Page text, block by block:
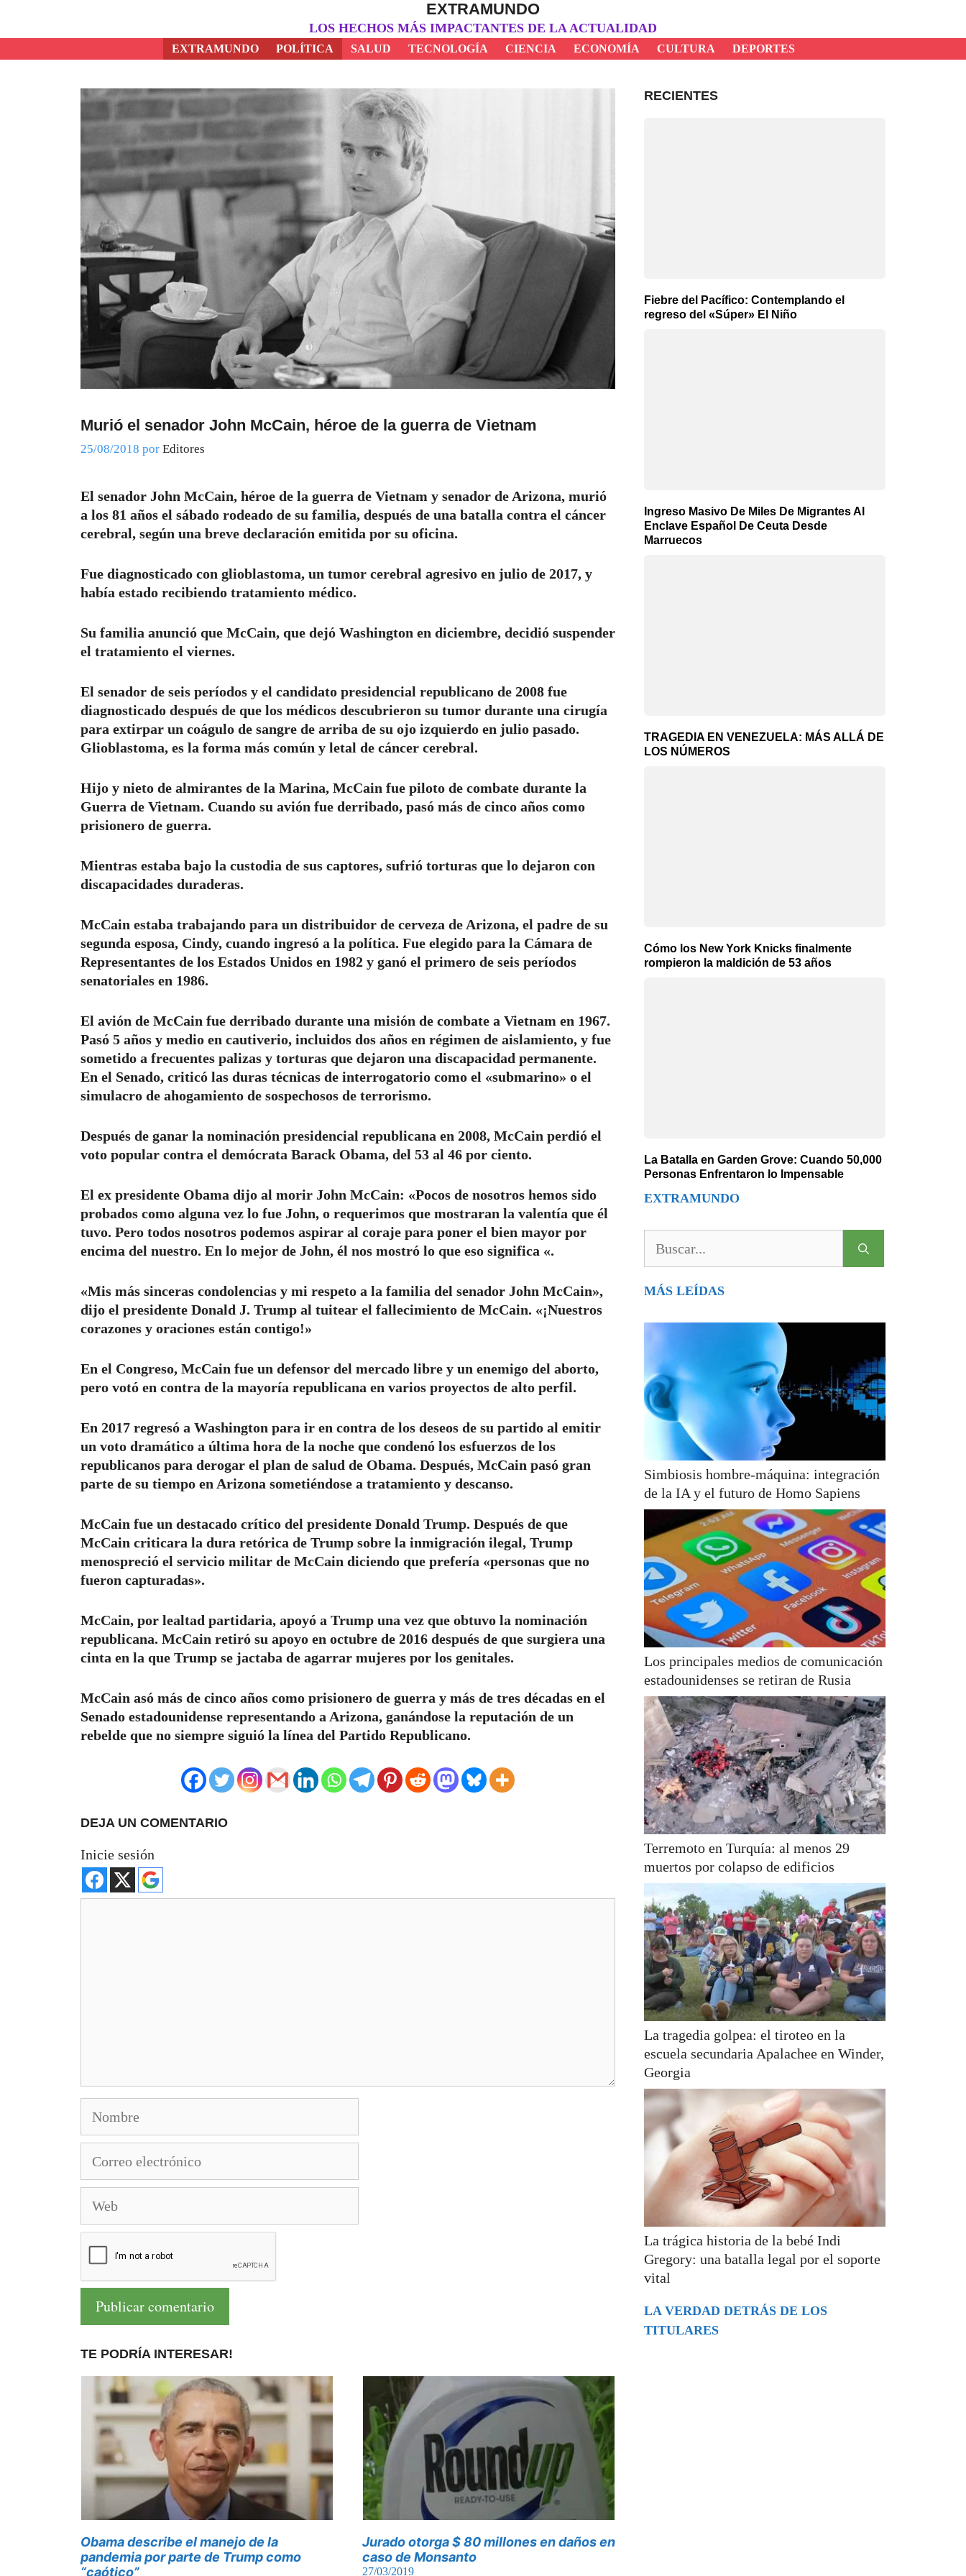
EXTRAMUNDO
LOS HECHOS MÁS IMPACTANTES DE LA ACTUALIDAD
EXTRAMUNDO POLÍTICA SALUD TECNOLOGÍA CIENCIA ECONOMÍA CULTURA DEPORTES
Murió el senador John McCain, héroe de la guerra de Vietnam
25/08/2018 por Editores
El senador John McCain, héroe de la guerra de Vietnam y senador de Arizona, murió
a los 81 años el sábado rodeado de su familia, después de una batalla contra el cáncer
cerebral, según una breve declaración emitida por su oficina.
Fue diagnosticado con glioblastoma, un tumor cerebral agresivo en julio de 2017, y
había estado recibiendo tratamiento médico.
Su familia anunció que McCain, que dejó Washington en diciembre, decidió suspender
el tratamiento el viernes.
El senador de seis períodos y el candidato presidencial republicano de 2008 fue
diagnosticado después de que los médicos descubrieron su tumor durante una cirugía
para extirpar un coágulo de sangre de arriba de su ojo izquierdo en julio pasado.
Glioblastoma, es la forma más común y letal de cáncer cerebral.
Hijo y nieto de almirantes de la Marina, McCain fue piloto de combate durante la
Guerra de Vietnam. Cuando su avión fue derribado, pasó más de cinco años como
prisionero de guerra.
Mientras estaba bajo la custodia de sus captores, sufrió torturas que lo dejaron con
discapacidades duraderas.
McCain estaba trabajando para un distribuidor de cerveza de Arizona, el padre de su
segunda esposa, Cindy, cuando ingresó a la política. Fue elegido para la Cámara de
Representantes de los Estados Unidos en 1982 y ganó el primero de seis períodos
senatoriales en 1986.
El avión de McCain fue derribado durante una misión de combate a Vietnam en 1967.
Pasó 5 años y medio en cautiverio, incluidos dos años en régimen de aislamiento, y fue
sometido a frecuentes palizas y torturas que dejaron una discapacidad permanente.
En el Senado, criticó las duras técnicas de interrogatorio como el «submarino» o el
simulacro de ahogamiento de sospechosos de terrorismo.
Después de ganar la nominación presidencial republicana en 2008, McCain perdió el
voto popular contra el demócrata Barack Obama, del 53 al 46 por ciento.
El ex presidente Obama dijo al morir John McCain: «Pocos de nosotros hemos sido
probados como alguna vez lo fue John, o requerimos que mostraran la valentía que él
tuvo. Pero todos nosotros podemos aspirar al coraje para poner el bien mayor por
encima del nuestro. En lo mejor de John, él nos mostró lo que eso significa «.
«Mis más sinceras condolencias y mi respeto a la familia del senador John McCain»,
dijo el presidente Donald J. Trump al tuitear el fallecimiento de McCain. «¡Nuestros
corazones y oraciones están contigo!»
En el Congreso, McCain fue un defensor del mercado libre y un enemigo del aborto,
pero votó en contra de la mayoría republicana en varios proyectos de alto perfil.
En 2017 regresó a Washington para ir en contra de los deseos de su partido al emitir
un voto dramático a última hora de la noche que condenó los esfuerzos de los
republicanos para derogar el plan de salud de Obama. Después, McCain pasó gran
parte de su tiempo en Arizona sometiéndose a tratamiento y descanso.
McCain fue un destacado crítico del presidente Donald Trump. Después de que
McCain criticara la dura retórica de Trump sobre la inmigración ilegal, Trump
menospreció el servicio militar de McCain diciendo que prefería «personas que no
fueron capturadas».
McCain, por lealtad partidaria, apoyó a Trump una vez que obtuvo la nominación
republicana. McCain retiró su apoyo en octubre de 2016 después de que surgiera una
cinta en la que Trump se jactaba de agarrar mujeres por los genitales.
McCain asó más de cinco años como prisionero de guerra y más de tres décadas en el
Senado estadounidense representando a Arizona, ganándose la reputación de un
rebelde que no siempre siguió la línea del Partido Republicano.
DEJA UN COMENTARIO
Inicie sesión
electrónico
TE PODRÍA INTERESAR!
Obama describe el manejo de la
pandemia por parte de Trump como
“caótico”
Jurado otorga $ 80 millones en daños en
caso de Monsanto
27/03/2019
RECIENTES
Fiebre del Pacífico: Contemplando el
regreso del «Súper» El Niño
Ingreso Masivo De Miles De Migrantes Al
Enclave Español De Ceuta Desde
Marruecos
TRAGEDIA EN VENEZUELA: MÁS ALLÁ DE
LOS NÚMEROS
Cómo los New York Knicks finalmente
rompieron la maldición de 53 años
La Batalla en Garden Grove: Cuando 50,000
Personas Enfrentaron lo Impensable
EXTRAMUNDO
MÁS LEÍDAS
Simbiosis hombre-máquina: integración
de la IA y el futuro de Homo Sapiens
Los principales medios de comunicación
estadounidenses se retiran de Rusia
Terremoto en Turquía: al menos 29
muertos por colapso de edificios
La tragedia golpea: el tiroteo en la
escuela secundaria Apalachee en Winder,
Georgia
La trágica historia de la bebé Indi
Gregory: una batalla legal por el soporte
vital
LA VERDAD DETRÁS DE LOS
TITULARES